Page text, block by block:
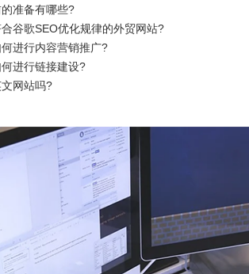
准备有哪些?
歌SEO优化规律的外贸网站?
进行内容营销推广?
进行链接建设?
网站吗?